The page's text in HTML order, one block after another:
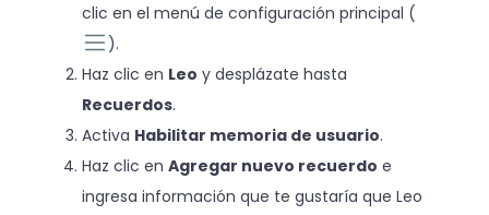
clic en el menú de configuración principal (
).
Haz clic en Leo y desplázate hasta
Recuerdos.
Activa Habilitar memoria de usuario.
Haz clic en Agregar nuevo recuerdo e
ingresa información que te gustaría que Leo